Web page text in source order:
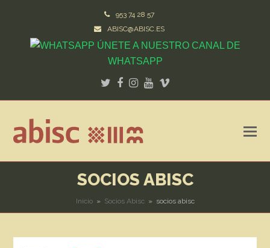
953 74 28 57
ABISC@ABISC.ES
ÚNETE A NUESTRO CANAL DE
WHATSAPP
Twitter
Facebook
Instagram
Youtube
Vimeo
SOCIOS ABISC
Inicio » Socios Abisc » socios abisc